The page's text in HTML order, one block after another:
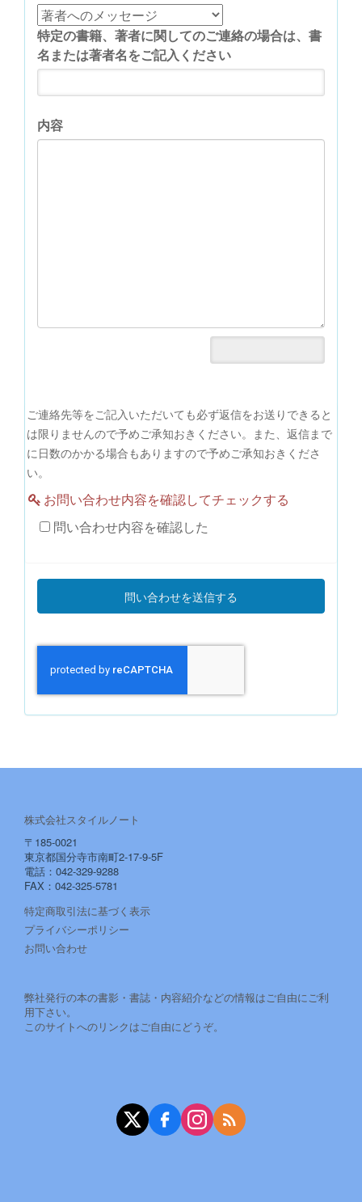
特定の書籍、著者に関してのご連絡の場合は、書
名または著者名をご記入ください
内容
ご連絡先等をご記入いただいても必ず返信をお送りできると
は限りませんので予めご承知おきください。また、返信まで
に日数のかかる場合もありますので予めご承知おきくださ
い。
お問い合わせ内容を確認してチェックする
問い合わせ内容を確認した
株式会社スタイルノート
〒185-0021
東京都国分寺市南町2-17-9-5F
電話：042-329-9288
FAX：042-325-5781
特定商取引法に基づく表示
プライバシーポリシー
お問い合わせ
弊社発行の本の書影・書誌・内容紹介などの情報はご自由にご利
用下さい。
このサイトへのリンクはご自由にどうぞ。
X（旧Twitter）
FacebookInstagram
RSS